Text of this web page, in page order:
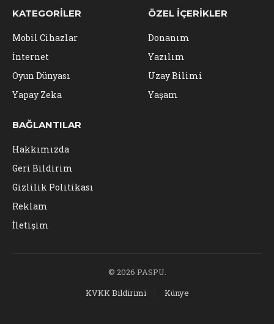
KATEGORILER
Mobil Cihazlar
İnternet
Oyun Dünyası
Yapay Zeka
ÖZEL İÇERIKLER
Donanım
Yazılım
Uzay Bilimi
Yaşam
BAĞLANTILAR
Hakkımızda
Geri Bildirim
Gizlilik Politikası
Reklam
İletişim
© 2026 PASPU.
KVKK Bildirimi
Künye